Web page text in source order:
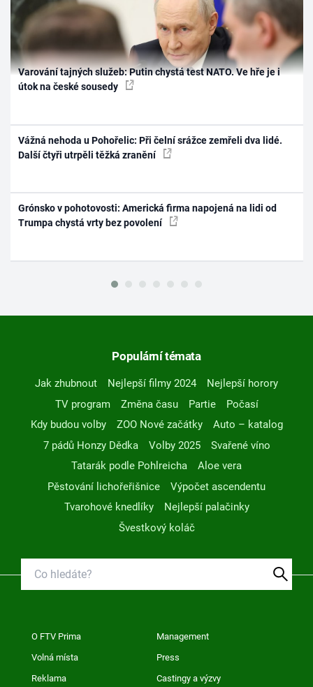
Varování tajných služeb: Putin chystá test NATO. Ve hře je i
útok na české sousedy
Vážná nehoda u Pohořelic: Při čelní srážce zemřeli dva lidé.
Další čtyři utrpěli těžká zranění
Grónsko v pohotovosti: Americká firma napojená na lidi od
Trumpa chystá vrty bez povolení
Populární témata
Jak zhubnout Nejlepší filmy 2024
Nejlepší horory
TV program
Změna času Partie
Počasí
Kdy budou volby
ZOO Nové začátky
Auto – katalog
7 pádů Honzy Dědka
Volby 2025
Svařené víno
Tatarák podle Pohlreicha
Aloe vera
Pěstování lichořeřišnice
Výpočet ascendentu
Tvarohové knedlíky
Nejlepší palačinky
Švestkový koláč
O FTV Prima Management
Volná místa Press
Reklama Castingy a výzvy